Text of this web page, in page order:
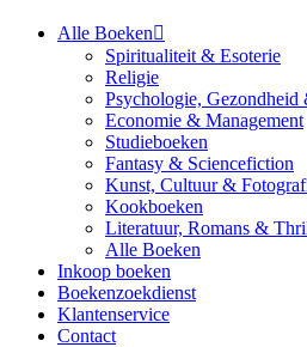
Alle Boeken
Spiritualiteit & Esoterie
Religie
Psychologie, Gezondheid
Economie & Management
Studieboeken
Fantasy & Sciencefiction
Kunst, Cultuur &
Kookboeken
Literatuur, Romans &
Alle Boeken
Inkoop boeken
Boekenzoekdienst
Klantenservice
Contact